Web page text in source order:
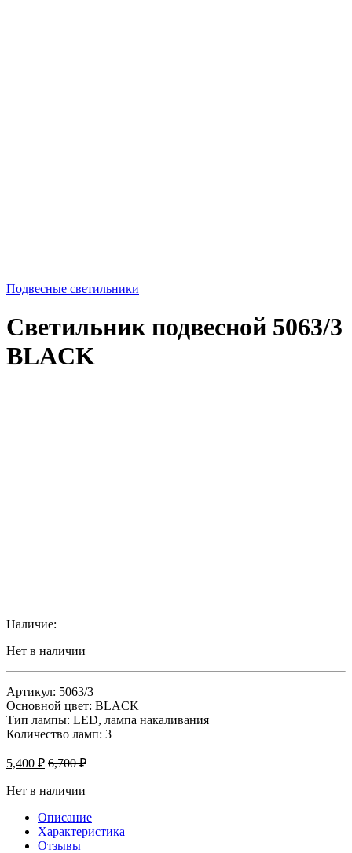
Подвесные светильники
Светильник подвесной 5063/3
BLACK
Наличие:
Нет в наличии
Артикул: 5063/3
Основной цвет: BLACK
Тип лампы: LED, лампа накаливания
Количество ламп: 3
5,400 ₽ 6,700₽
Нет в наличии
Описание
Характеристика
Отзывы